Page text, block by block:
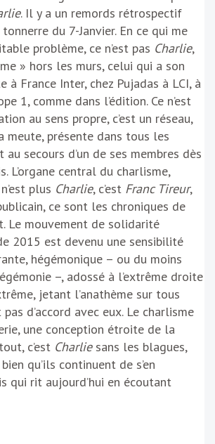
. Il y a un remords rétrospectif
du 7-Janvier. En ce qui me
problème, ce n’est pas Charlie,
» hors les murs, celui qui a son
à France Inter, chez Pujadas à LCI, à
1, comme dans l’édition. Ce n’est
au sens propre, c’est un réseau,
meute, présente dans tous les
au secours d’un de ses membres dès
L’organe central du charlisme,
plus Charlie, c’est Franc Tireur,
ce sont les chroniques de
Le mouvement de solidarité
2015 est devenu une sensibilité
hégémonique – ou du moins
–, adossé à l’extrême droite
jetant l’anathème sur tous
d’accord avec eux. Le charlisme
une conception étroite de la
c’est Charliesans les blagues,
qu’ils continuent de s’en
qui rit aujourd’hui en écoutant